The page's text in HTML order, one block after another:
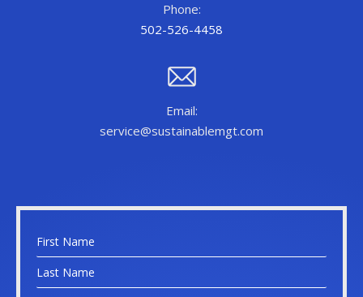
Phone:
502-526-4458
Email:
service@sustainablemgt.com
N
a
m
e
i
r